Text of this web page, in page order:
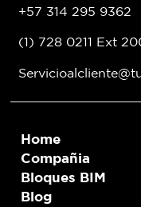
+57 314 295 9362
(1) 728 0211 Ext
Home
Compañia
Bloques BIM
Blog